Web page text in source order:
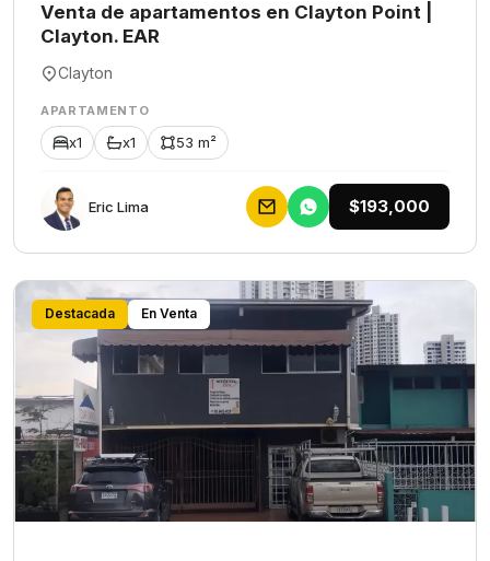
Venta de apartamentos en Clayton Point |
Clayton. EAR
Clayton
APARTAMENTO
x1 x1 53 m²
Eric Lima $193,000
Destacada En Venta